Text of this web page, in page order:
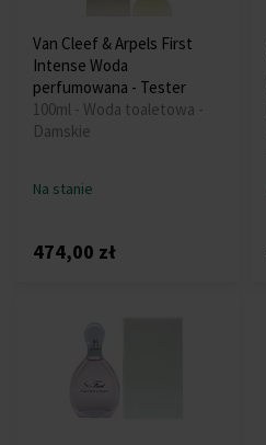
Van Cleef & Arpels First
Intense Woda
perfumowana - Tester
100ml - Woda toaletowa -
Damskie
Na stanie
474,00 zł